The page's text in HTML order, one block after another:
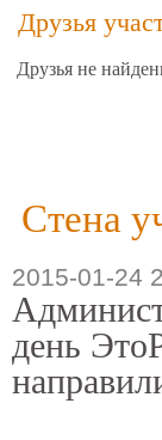
Друзья
Друзья не
Стена
2015-01-24
день